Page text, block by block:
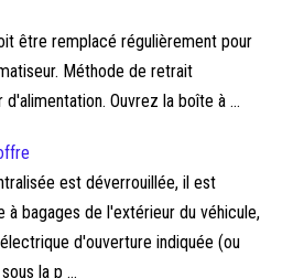
être remplacé régulièrement pour
Méthode de retrait
Ouvrez la boîte à ...
est déverrouillée, il est
bagages de l'extérieur du véhicule,
d'ouverture indiquée (ou
la p ...